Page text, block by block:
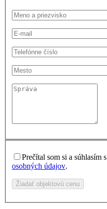
Prečítal som si a súhlasím s
osobných údajov.
Žiadať objektovú cenu